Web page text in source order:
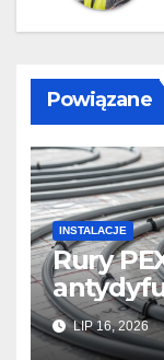
Powiązane
INSTALACJE
Rury
montaż
LIP 16, 2026